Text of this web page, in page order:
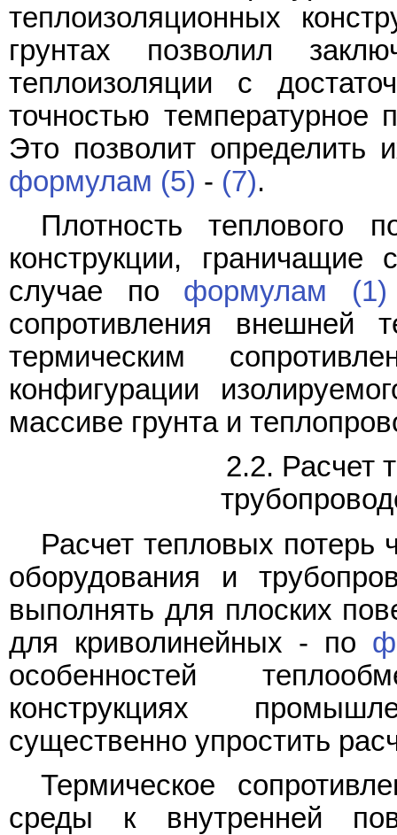
теплоизоляционных
грунтах позволил
теплоизоляции с
точностью
Это позволит определить
формулам (5) - (7).
Плотность теплового
конструкции,
случае по формулам (1)
сопротивления внешней
термическим
конфигурации
массиве грунта и
2.2. Расчет
Расчет тепловых потерь
оборудования и
выполнять для плоских
для криволинейных - по
особенностей
конструкциях
существенно упростить
Термическое
среды к внутренней